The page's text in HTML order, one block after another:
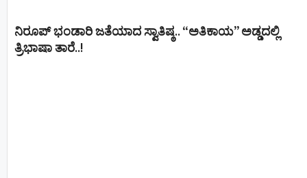
ನಿರೂಪ್ ಭಂಡಾರಿ ಜತೆಯಾದ ಸ್ವಾತಿಷ್ಠ.. “ಅತಿಕಾಯ” ಅಡ್ಡದಲ್ಲಿ
ತ್ರಿಭಾಷಾ ತಾರೆ..!